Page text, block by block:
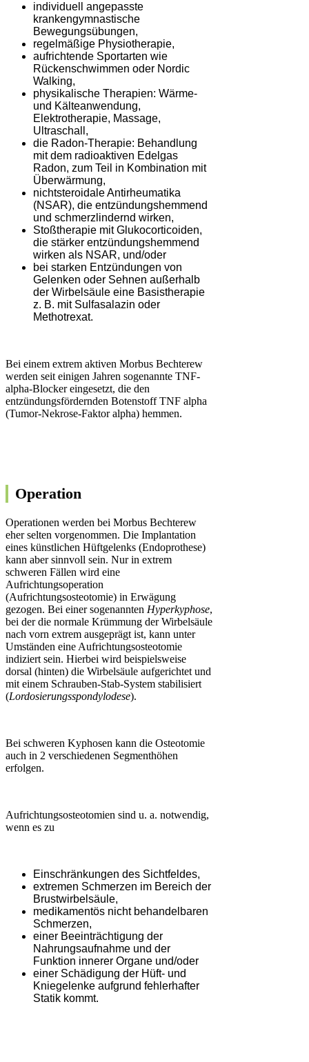
individuell angepasste
krankengymnastische
Bewegungsübungen,
regelmäßige Physiotherapie,
aufrichtende Sportarten wie
Rückenschwimmen oder Nordic
Walking,
physikalische Therapien: Wärme-
und Kälteanwendung,
Elektrotherapie, Massage,
Ultraschall,
die Radon-Therapie: Behandlung
mit dem radioaktiven Edelgas
Radon, zum Teil in Kombination mit
Überwärmung,
nichtsteroidale Antirheumatika
(NSAR), die entzündungshemmend
und schmerzlindernd wirken,
Stoßtherapie mit Glukocorticoiden,
die stärker entzündungshemmend
wirken als NSAR, und/oder
bei starken Entzündungen von
Gelenken oder Sehnen außerhalb
der Wirbelsäule eine Basistherapie
z. B. mit Sulfasalazin oder
Methotrexat.
Bei einem extrem aktiven Morbus Bechterew
werden seit einigen Jahren sogenannte TNF-
alpha-Blocker eingesetzt, die den
entzündungsfördernden Botenstoff TNF alpha
(Tumor-Nekrose-Faktor alpha) hemmen.
Operation
Operationen werden bei Morbus Bechterew
eher selten vorgenommen. Die Implantation
eines künstlichen Hüftgelenks (Endoprothese)
kann aber sinnvoll sein. Nur in extrem
schweren Fällen wird eine
Aufrichtungsoperation
(Aufrichtungsosteotomie) in Erwägung
gezogen. Bei einer sogenannten Hyperkyphose,
bei der die normale Krümmung der Wirbelsäule
nach vorn extrem ausgeprägt ist, kann unter
Umständen eine Aufrichtungsosteotomie
indiziert sein. Hierbei wird beispielsweise
dorsal (hinten) die Wirbelsäule aufgerichtet und
mit einem Schrauben-Stab-System stabilisiert
(Lordosierungsspondylodese).
Bei schweren Kyphosen kann die Osteotomie
auch in 2 verschiedenen Segmenthöhen
erfolgen.
Aufrichtungsosteotomien sind u. a. notwendig,
wenn es zu
Einschränkungen des Sichtfeldes,
extremen Schmerzen im Bereich der
Brustwirbelsäule,
medikamentös nicht behandelbaren
Schmerzen,
einer Beeinträchtigung der
Nahrungsaufnahme und der
Funktion innerer Organe und/oder
einer Schädigung der Hüft- und
Kniegelenke aufgrund fehlerhafter
Statik kommt.